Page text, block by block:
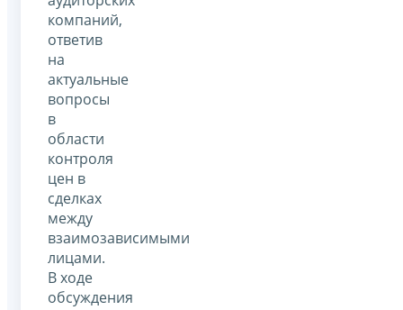
компаний,
ответив
на
актуальные
вопросы
в
области
контроля
цен в
сделках
между
взаимозависимыми
лицами.
В ходе
обсуждения